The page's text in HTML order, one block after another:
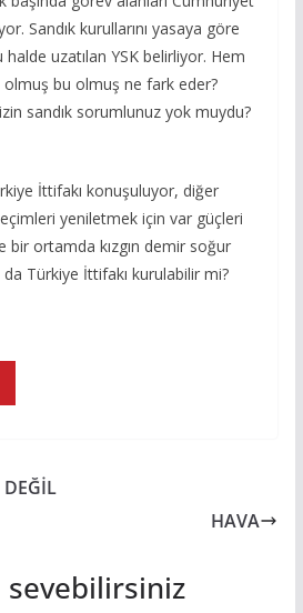
Sandık kurullarını yasaya göre
uzatılan YSK belirliyor. Hem
olmuş bu olmuş ne fark eder?
sandık sorumlunuz yok muydu?
İttifakı konuşuluyor, diğer
yeniletmek için var güçleri
bir ortamda kızgın demir soğur
Türkiye İttifakı kurulabilir mi?
HAVA
sevebilirsiniz